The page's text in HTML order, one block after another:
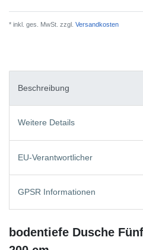
* inkl. ges. MwSt. zzgl. Versandkosten
Beschreibung
Weitere Details
EU-Verantwortlicher
GPSR Informationen
bodentiefe Dusche